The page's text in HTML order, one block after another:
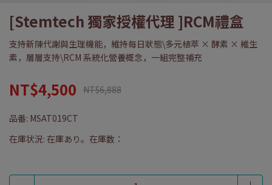
[Stemtech 獨家授權代理 ]RCM禮盒
支持新陳代謝與生理機能，維持每日狀態\多元植萃 × 酵素 × 維生
素，層層支持\RCM 系統化營養概念，一組完整補充
NT$4,500 NT$6,888
品番: MSAT019CT
在庫状況: 在庫あり。在庫数：